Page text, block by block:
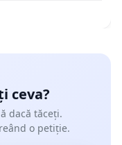
ceva?
dacă tăceți.
o petiție.